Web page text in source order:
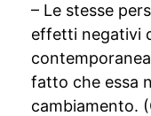
– Le stesse
effetti negativi
fatto che essa
cambiamento.